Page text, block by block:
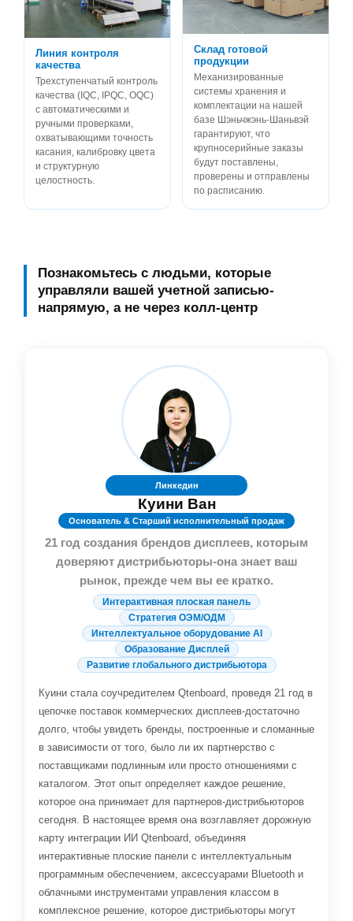
Линия контроля
качества
Трехступенчатый контроль
качества (IQC, IPQC, OQC)
с автоматическими и
ручными проверками,
охватывающими точность
касания, калибровку цвета
и структурную
целостность.
Склад готовой
продукции
Механизированные
системы хранения и
комплектации на нашей
базе Шэньчжэнь-Шаньвэй
гарантируют, что
крупносерийные заказы
будут поставлены,
проверены и отправлены
по расписанию.
Познакомьтесь с людьми, которые
управляли вашей учетной записью-
напрямую, а не через колл-центр
Линкедин
Куини Ван
Основатель & Старший исполнительный продаж
21 год создания брендов дисплеев, которым
доверяют дистрибьюторы-она знает ваш
рынок, прежде чем вы ее кратко.
Интерактивная плоская панель
Стратегия ОЭМ/ОДМ
Интеллектуальное оборудование AI
Образование Дисплей
Развитие глобального дистрибьютора
Куини стала соучредителем Qtenboard, проведя 21 год в
цепочке поставок коммерческих дисплеев-достаточно
долго, чтобы увидеть бренды, построенные и сломанные
в зависимости от того, было ли их партнерство с
поставщиками подлинным или просто отношениями с
каталогом. Этот опыт определяет каждое решение,
которое она принимает для партнеров-дистрибьюторов
сегодня. В настоящее время она возглавляет дорожную
карту интеграции ИИ Qtenboard, объединяя
интерактивные плоские панели с интеллектуальным
программным обеспечением, аксессуарами Bluetooth и
облачными инструментами управления классом в
комплексное решение, которое дистрибьюторы могут